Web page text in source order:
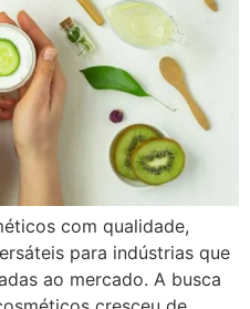
com qualidade,
para indústrias que
ao mercado. A busca